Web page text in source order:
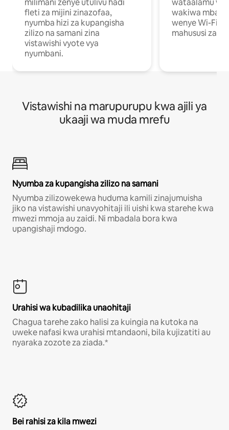
milimani zenye utulivu hadi
fleti za mijini zinazofaa,
nyumba hizi za kupangisha
zilizo na samani zina
vistawishi vyote vya
nyumbani.
wataalamu
wakiwa mbali
wenye Wi-Fi
mahususi za
Vistawishi na marupurupu kwa ajili ya
ukaaji wa muda mrefu
Nyumba za kupangisha zilizo na samani
Nyumba zilizowekewa huduma kamili zinajumuisha
jiko na vistawishi unavyohitaji ili uishi kwa starehe kwa
mwezi mmoja au zaidi. Ni mbadala bora kwa
upangishaji mdogo.
Urahisi wa kubadilika unaohitaji
Chagua tarehe zako halisi za kuingia na kutoka na
uweke nafasi kwa urahisi mtandaoni, bila kujizatiti au
nyaraka zozote za ziada.*
Bei rahisi za kila mwezi